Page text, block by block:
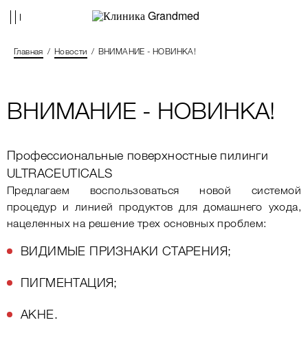
Главная Новости ВНИМАНИЕ - НОВИНКА!
ВНИМАНИЕ - НОВИНКА!
Профессиональные поверхностные пилинги
ULTRACEUTICALS
Предлагаем воспользоваться новой системой
процедур и линией продуктов для домашнего ухода,
нацеленных на решение трех основных проблем:
ВИДИМЫЕ ПРИЗНАКИ СТАРЕНИЯ;
ПИГМЕНТАЦИЯ;
АКНЕ.